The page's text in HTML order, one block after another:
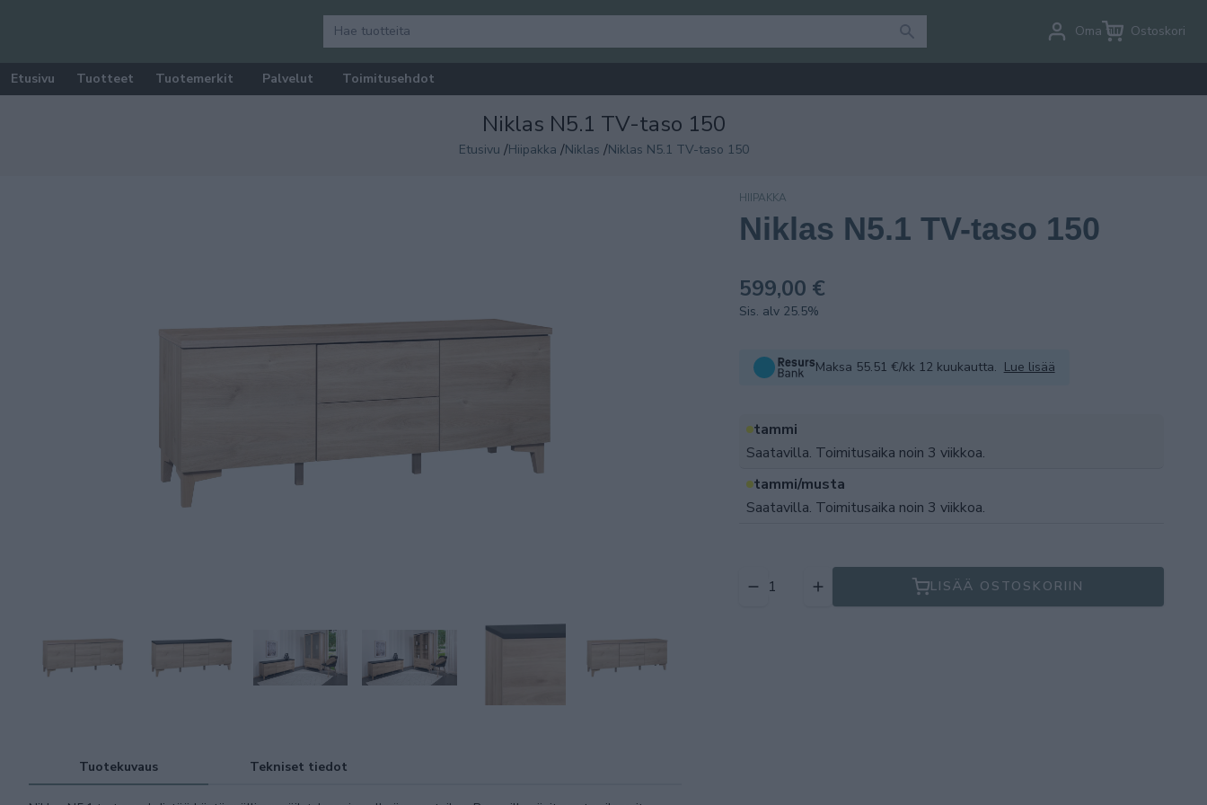
Oma tili Ostoskori
Etusivu Tuotteet Tuotemerkit Palvelut Toimitusehdot
Niklas N5.1 TV-taso 150
Etusivu /Hiipakka /Niklas /Niklas N5.1 TV-taso 150
Tuotekuvaus Tekniset tiedot
HIIPAKKA
Niklas N5.1 TV-taso 150
599,00 €
Sis. alv 25.5%
Maksa 55.51 €/kk 12 kuukautta. Lue lisää
tammi
Saatavilla. Toimitusaika noin 3 viikkoa.
tammi/musta
Saatavilla. Toimitusaika noin 3 viikkoa.
LISÄÄ OSTOSKORIIN